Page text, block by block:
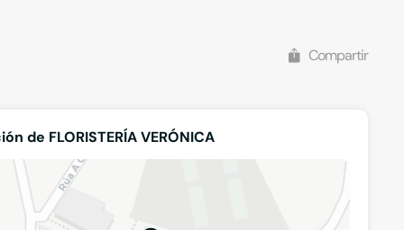
Compartir
de FLORISTERÍA VERÓNICA